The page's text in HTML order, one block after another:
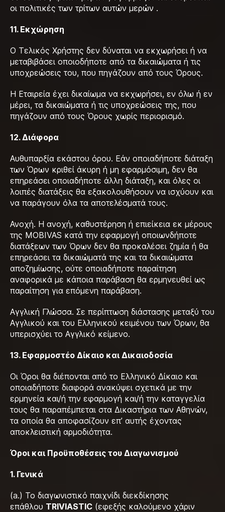
οι πολιτικές των τρίτων αυτών μερών .
11. Εκχώρηση
Ο Τελικός Χρήστης δεν δύναται να εκχωρήσει ή να
μεταβιβάσει οποιοδήποτε από τα δικαιώματα ή τις
υποχρεώσεις του, που πηγάζουν από τους Όρους.
Η Εταιρεία έχει δικαίωμα να εκχωρήσει, εν όλω ή εν
μέρει, τα δικαιώματα ή τις υποχρεώσεις της, που
πηγάζουν από τους Όρους χωρίς περιορισμό.
12. Διάφορα
Αυθυπαρξία εκάστου όρου. Εάν οποιαδήποτε διάταξη
των Όρων κριθεί άκυρη ή μη εφαρμόσιμη, δεν θα
επηρεάσει οποιαδήποτε άλλη διάταξη, και όλες οι
λοιπές διατάξεις θα εξακολουθήσουν να ισχύουν και
να παράγουν όλα τα αποτελέσματά τους.
Ανοχή. Η ανοχή, καθυστέρηση ή επιείκεια εκ μέρους
της MOBIVAS κατά την εφαρμογή οποιωνδήποτε
διατάξεων των Όρων δεν θα προκαλέσει ζημία ή θα
επηρεάσει τα δικαιώματά της και τα δικαιώματα
αποζημίωσης, ούτε οποιαδήποτε παραίτηση
αναφορικά με κάποια παράβαση θα ερμηνευθεί ως
παραίτηση για επόμενη παράβαση.
Αγγλική Γλώσσα. Σε περίπτωση διάστασης μεταξύ του
Αγγλικού και του Ελληνικού κειμένου των Όρων, θα
υπερισχύει το Αγγλικό κείμενο.
13. Εφαρμοστέο Δίκαιο και Δικαιοδοσία
Οι Όροι θα διέπονται από το Ελληνικό Δίκαιο και
οποιαδήποτε διαφορά ανακύψει σχετικά με την
ερμηνεία και/ή την εφαρμογή και/ή την καταγγελία
τους θα παραπέμπεται στα Δικαστήρια των Αθηνών,
τα οποία θα αποφασίζουν επ’ αυτής έχοντας
αποκλειστική αρμοδιότητα.
Όροι και Προϋποθέσεις του Διαγωνισμού
1. Γενικά
(a.) Το διαγωνιστικό παιχνίδι διεκδίκησης
επάθλου TRIVIASTIC (εφεξής καλούμενο χάριν